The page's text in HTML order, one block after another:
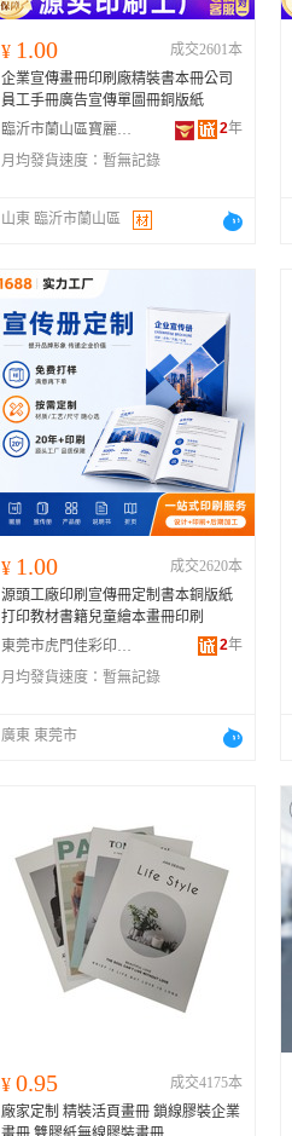
¥ 1.00
成交2601本
企業宣傳畫冊印刷廠精裝書本冊公司
員工手冊廣告宣傳單圖冊銅版紙
臨沂市蘭山區寶麗金印刷有限公司
2年
月均發貨速度： 暫無記錄
山東 臨沂市蘭山區
¥ 1.00
成交2620本
源頭工廠印刷宣傳冊定制書本銅版紙
打印教材書籍兒童繪本畫冊印刷
東莞市虎門佳彩印務有限公司
2年
月均發貨速度： 暫無記錄
廣東 東莞市
¥ 0.95
成交4175本
廠家定制 精裝活頁畫冊 鎖線膠裝企業